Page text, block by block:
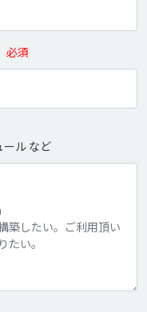
必須
ル など